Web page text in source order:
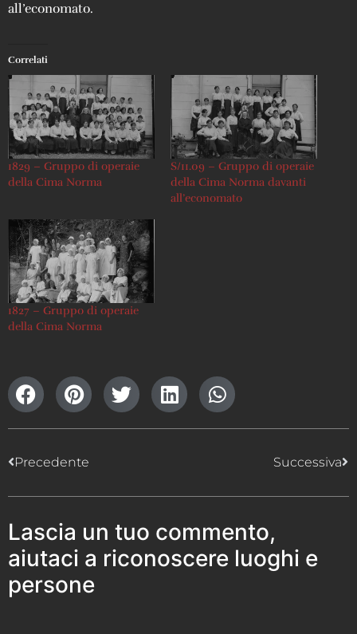
all’economato.
Correlati
1829 – Gruppo di operaie
della Cima Norma
S/11.09 – Gruppo di operaie
della Cima Norma davanti
all’economato
1827 – Gruppo di operaie
della Cima Norma
Precedente Successiva
Lascia un tuo commento,
aiutaci a riconoscere luoghi e
persone